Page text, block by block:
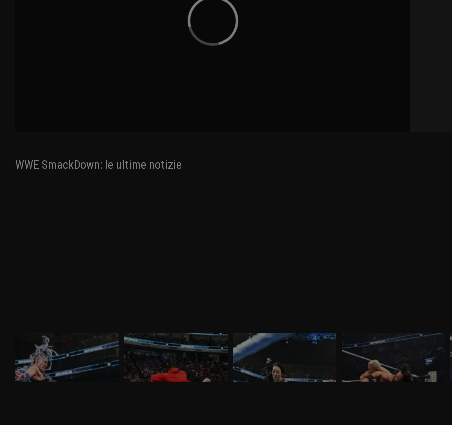
WWE SmackDown: le ultime notizie
WWE SmackDown 27 marzo 2026:
Tiffany sfida Giulia
Nella puntata di SmackDown del 27
marzo, visibile su discovery+, Giulia e
Tiffany Stratton si sfidano in un Non Title
Match. Charlotte Flair e Alexa Bliss
WWE SmackDown 20 marzo 2026:
Drew e Jacob alla resa dei conti
Nella puntata di SmackDown del 20
marzo, visibile su discovery+, c'è il
match molto atteso fra Drew McIntyre e
Jacob Fatu. In palio sia i titoli tag team
WWE SmackDown 13 marzo 2026:
insidia Michin per Jade
Nella puntata di SmackDown del 13
marzo, visibile su discovery+, Cody
Rhodes e Randy Orton firmano il
contratto per il match di WrestleMania
WWE SmackDown 6 marzo 2026: è
ancora Drew contro Cody
Nella puntata di SmackDown del 6 marzo,
visibile su discovery+, Drew McIntyre
difende l'Undisputed WWE Championship
contro Cody Rhodes.